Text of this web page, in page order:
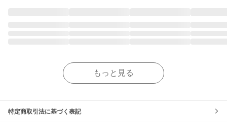
もっと見る
特定商取引法に基づく表記